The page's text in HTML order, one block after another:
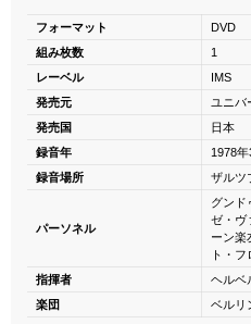
フォーマット
DVD
組み枚数
1
レーベル
IMS
発売元
ユニバ
発売国
日本
録音年
1978年
録音場所
ザルツ
パーソネル
グンド
ゼ・ヴ
ーン楽
ト・
指揮者
ヘルベ
楽団
ベルリ